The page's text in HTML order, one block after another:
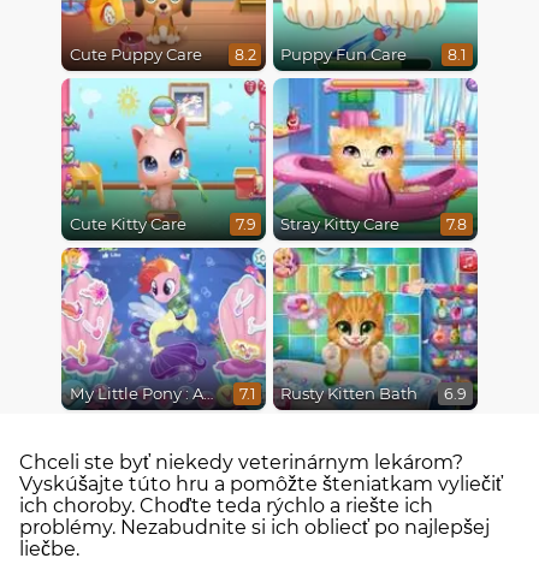
Cute Puppy Care 8.2 Puppy Fun Care 8.1
Cute Kitty Care 7.9 Stray Kitty Care 7.8
My Little Pony : Adventures in Aquastria 7.1 Rusty Kitten Bath 6.9
Chceli ste byť niekedy veterinárnym lekárom?
Vyskúšajte túto hru a pomôžte šteniatkam vyliečiť
ich choroby. Choďte teda rýchlo a riešte ich
problémy. Nezabudnite si ich obliecť po najlepšej
liečbe.